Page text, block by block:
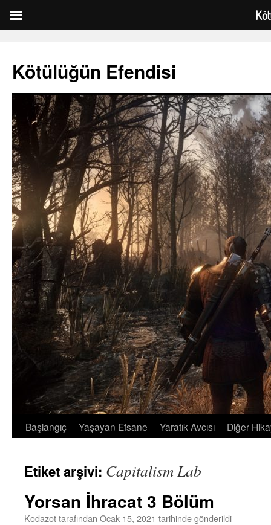
Kötülüğün Efendisi
İçeriğe
Başlangıç Yaşayan Efsane Yaratık Avcısı Diğer
Etiket arşivi: Capitalism Lab
Yorsan İhracat 3 Bölüm
Kodazottarafından Ocak 15, 2021 tarihinde gönderildi